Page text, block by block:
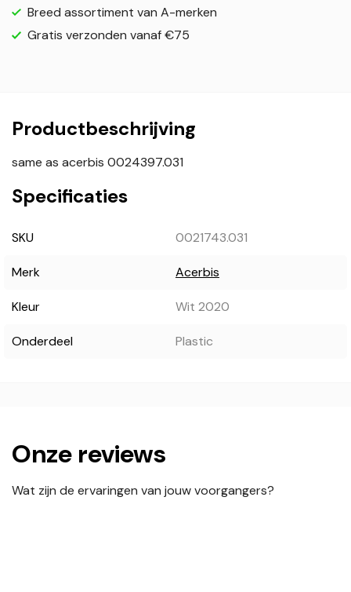
Breed assortiment van A-merken
Gratis verzonden vanaf €75
Productbeschrijving
same as acerbis 0024397.031
Specificaties
SKU 0021743.031
Merk Acerbis
Kleur Wit 2020
Onderdeel Plastic
Onze reviews
Wat zijn de ervaringen van jouw voorgangers?